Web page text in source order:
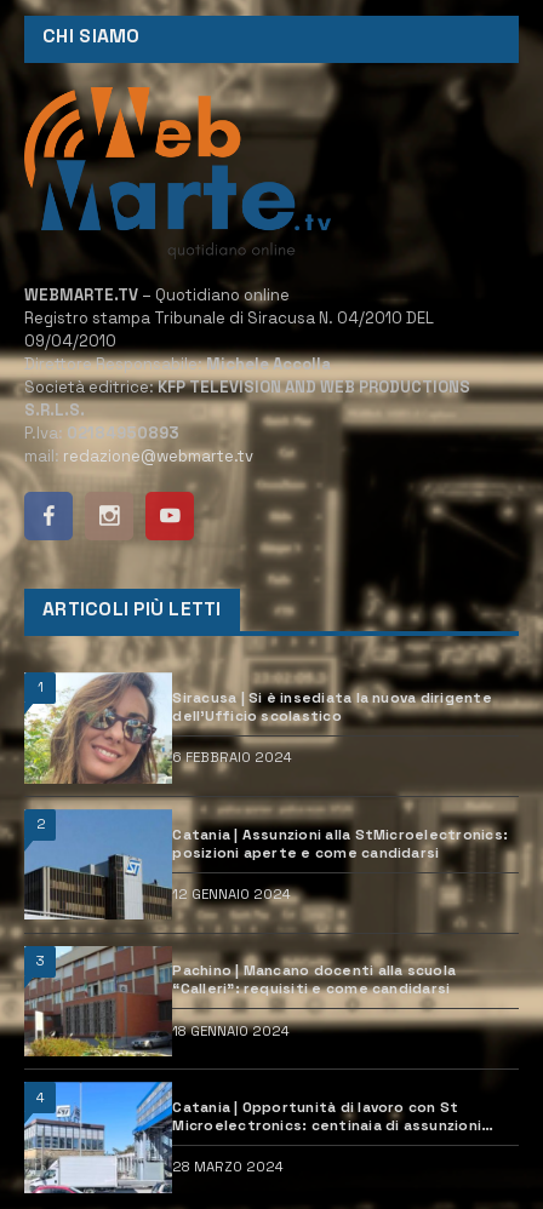
CHI SIAMO
WEBMARTE.TV – Quotidiano online
Registro stampa Tribunale di Siracusa N. 04/2010 DEL
09/04/2010
Direttore Responsabile:Michele Accolla
Società editrice:KFP TELEVISION AND WEB PRODUCTIONS
S.R.L.S.
P.Iva: 02184950893
mail: redazione@webmarte.tv
ARTICOLI PIÙ LETTI
1
Siracusa | Si è insediata la nuova dirigente
dell’Ufficio scolastico
6 FEBBRAIO 2024
2
Catania | Assunzioni alla StMicroelectronics:
posizioni aperte e come candidarsi
12 GENNAIO 2024
3
Pachino | Mancano docenti alla scuola
“Calleri”: requisiti e come candidarsi
18 GENNAIO 2024
4
Catania | Opportunità di lavoro con St
Microelectronics: centinaia di assunzioni
previste
28 MARZO 2024